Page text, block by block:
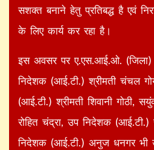
सशक्त बनाने हेतु प्रतिबद्ध है एवं
के लिए कार्य कर रहा है।
इस अवसर पर ए.एस.आई.ओ. (जिला)
निदेशक (आई.टी.) श्रीमती चंचल
(आई.टी.) श्रीमती शिवानी गोठी,
रोहित चंद्रा, उप निदेशक (आई.टी.)
निदेशक (आई.टी.) अनुज धनगर भी